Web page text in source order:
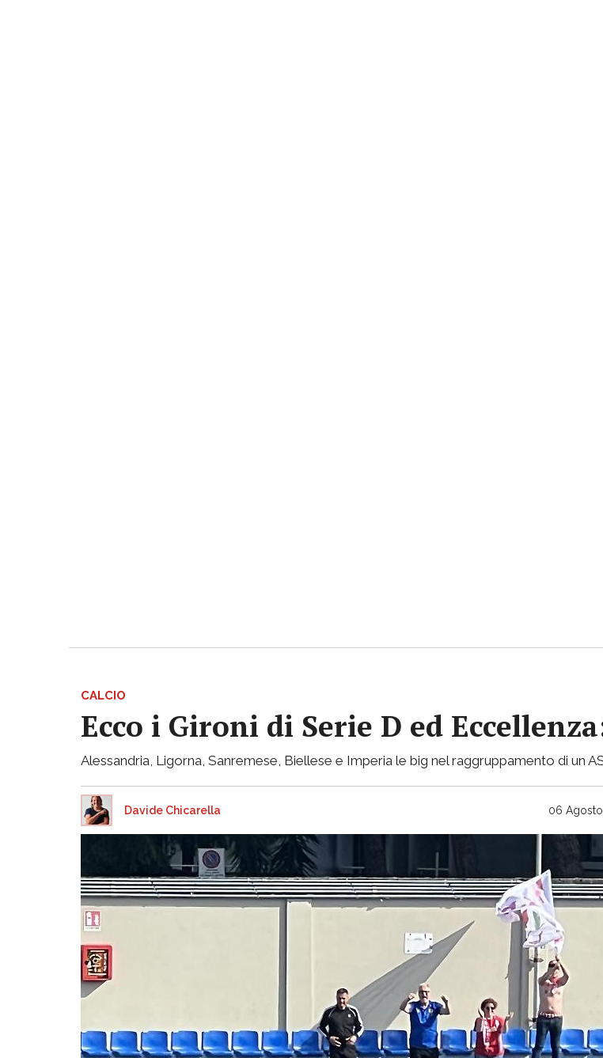
CALCIO
Ecco i Gironi di Serie D ed
Alessandria, Ligorna, Sanremese, Biellese e Imperia le big nel raggruppamento di un
Davide Chicarella 06